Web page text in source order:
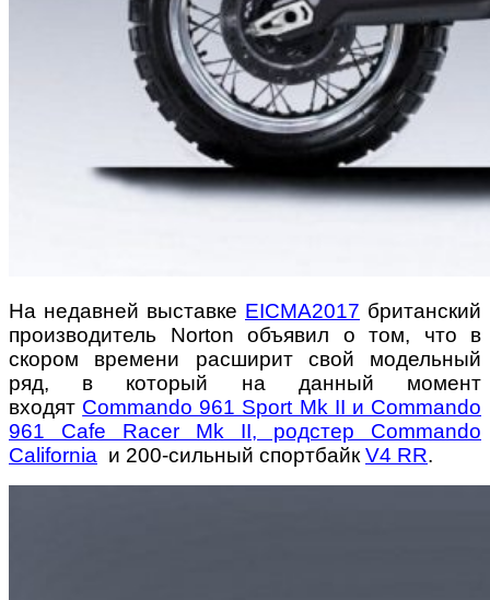
На недавней выставке EICMA2017 британский
производитель Norton объявил о том, что в
скором времени расширит свой модельный
ряд, в который на данный момент
входят Commando 961 Sport Mk II и Commando
961 Cafe Racer Mk II, родстер Commando
California и 200-сильный спортбайк V4 RR.